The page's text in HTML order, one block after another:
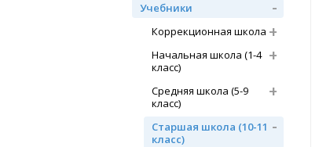
Учебники
Коррекционная школа
Начальная школа (1-4
класс)
Средняя школа (5-9
класс)
Старшая школа (10-11
класс)